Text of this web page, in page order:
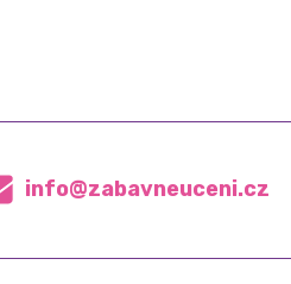
info@zabavneuceni.cz